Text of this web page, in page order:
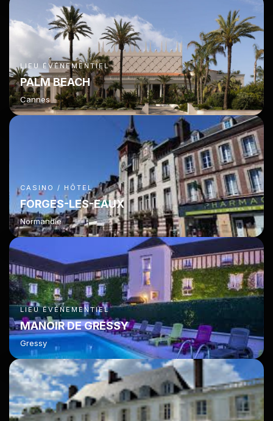
LIEU ÉVÉNEMENTIEL
PALM BEACH
Cannes
CASINO / HÔTEL
FORGES-LES-EAUX
Normandie
LIEU ÉVÉNEMENTIEL
MANOIR DE GRESSY
Gressy